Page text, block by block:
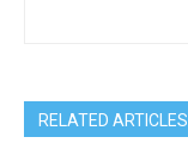
RELATED ARTICLES